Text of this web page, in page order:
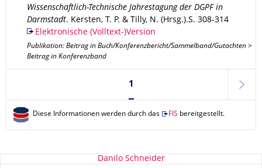
Wissenschaftlich-Technische Jahrestagung der DGPF in
Darmstadt. Kersten, T. P. & Tilly, N. (Hrsg.).S. 308-314
Elektronische (Volltext-)Version
Publikation: Beitrag in Buch/Konferenzbericht/Sammelband/Gutachten >
Beitrag in Konferenzband
Seite 1, aktuell ausgewählt
1
weiter
Diese Informationen werden durch das FIS bereitgestellt.
Zu dieser Seite Danilo Schneider